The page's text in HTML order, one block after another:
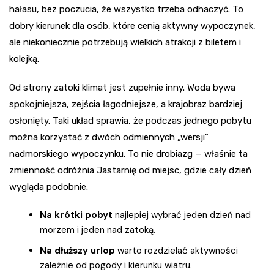
hałasu, bez poczucia, że wszystko trzeba odhaczyć. To
dobry kierunek dla osób, które cenią aktywny wypoczynek,
ale niekoniecznie potrzebują wielkich atrakcji z biletem i
kolejką.
Od strony zatoki klimat jest zupełnie inny. Woda bywa
spokojniejsza, zejścia łagodniejsze, a krajobraz bardziej
osłonięty. Taki układ sprawia, że podczas jednego pobytu
można korzystać z dwóch odmiennych „wersji”
nadmorskiego wypoczynku. To nie drobiazg — właśnie ta
zmienność odróżnia Jastarnię od miejsc, gdzie cały dzień
wygląda podobnie.
Na krótki pobyt najlepiej wybrać jeden dzień nad
morzem i jeden nad zatoką.
Na dłuższy urlop warto rozdzielać aktywności
zależnie od pogody i kierunku wiatru.